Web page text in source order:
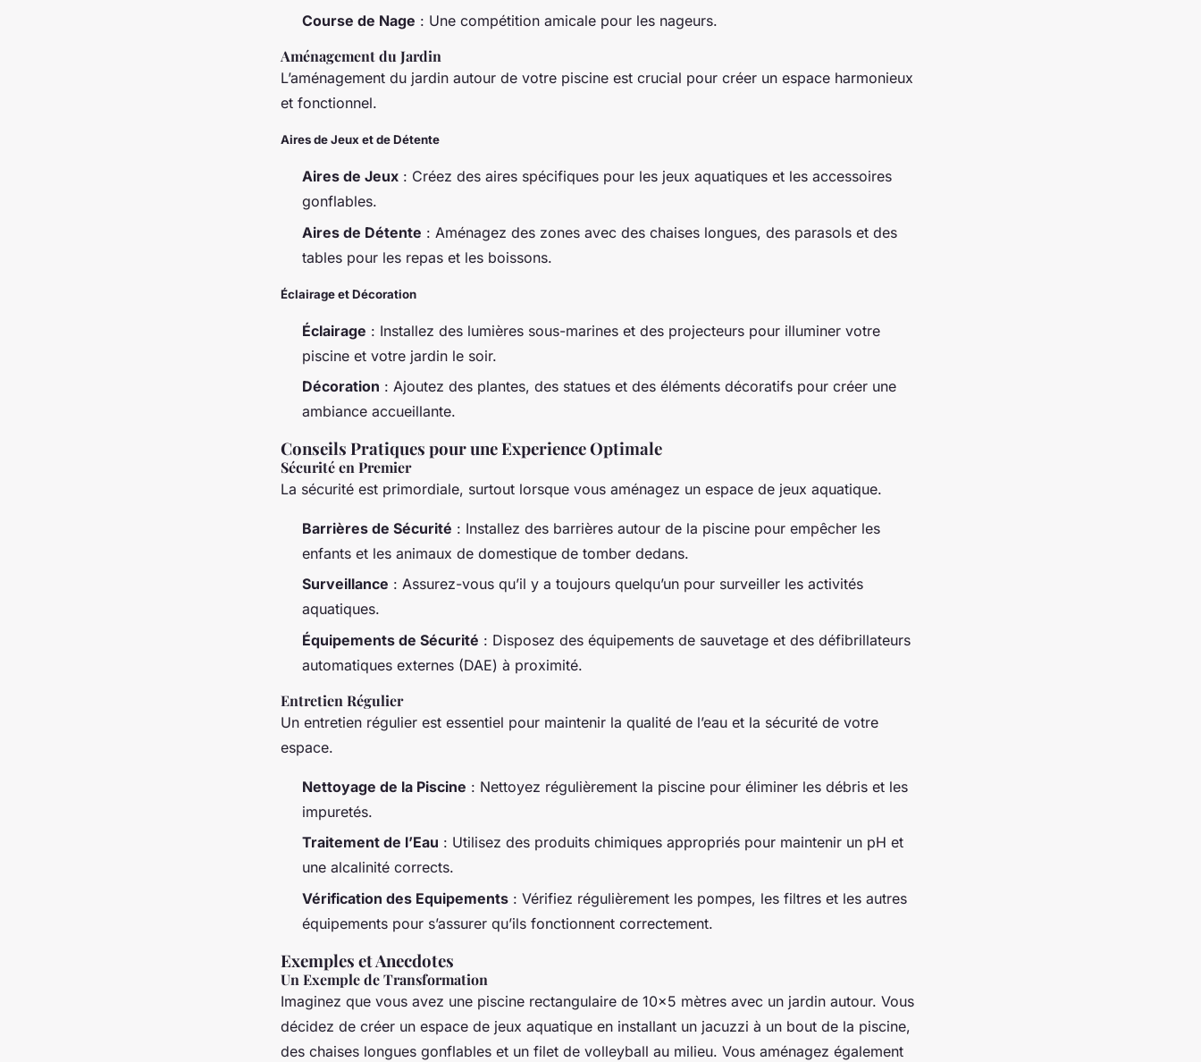
Course de Nage : Une compétition amicale pour les nageurs.
Aménagement du Jardin
L’aménagement du jardin autour de votre piscine est crucial pour créer un espace harmonieux
et fonctionnel.
Aires de Jeux et de Détente
Aires de Jeux : Créez des aires spécifiques pour les jeux aquatiques et les accessoires
gonflables.
Aires de Détente : Aménagez des zones avec des chaises longues, des parasols et des
tables pour les repas et les boissons.
Éclairage et Décoration
Éclairage : Installez des lumières sous-marines et des projecteurs pour illuminer votre
piscine et votre jardin le soir.
Décoration : Ajoutez des plantes, des statues et des éléments décoratifs pour créer une
ambiance accueillante.
Conseils Pratiques pour une Experience Optimale
Sécurité en Premier
La sécurité est primordiale, surtout lorsque vous aménagez un espace de jeux aquatique.
Barrières de Sécurité : Installez des barrières autour de la piscine pour empêcher les
enfants et les animaux de domestique de tomber dedans.
Surveillance : Assurez-vous qu’il y a toujours quelqu’un pour surveiller les activités
aquatiques.
Équipements de Sécurité : Disposez des équipements de sauvetage et des défibrillateurs
automatiques externes (DAE) à proximité.
Entretien Régulier
Un entretien régulier est essentiel pour maintenir la qualité de l’eau et la sécurité de votre
espace.
Nettoyage de la Piscine : Nettoyez régulièrement la piscine pour éliminer les débris et les
impuretés.
Traitement de l’Eau : Utilisez des produits chimiques appropriés pour maintenir un pH et
une alcalinité corrects.
Vérification des Equipements : Vérifiez régulièrement les pompes, les filtres et les autres
équipements pour s’assurer qu’ils fonctionnent correctement.
Exemples et Anecdotes
Un Exemple de Transformation
Imaginez que vous avez une piscine rectangulaire de 10×5 mètres avec un jardin autour. Vous
décidez de créer un espace de jeux aquatique en installant un jacuzzi à un bout de la piscine,
des chaises longues gonflables et un filet de volleyball au milieu. Vous aménagez également